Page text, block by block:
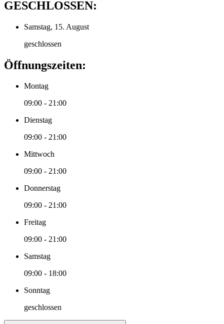
GESCHLOSSEN:
Samstag, 15. August
geschlossen
Öffnungszeiten:
Montag
09:00 - 21:00
Dienstag
09:00 - 21:00
Mittwoch
09:00 - 21:00
Donnerstag
09:00 - 21:00
Freitag
09:00 - 21:00
Samstag
09:00 - 18:00
Sonntag
geschlossen